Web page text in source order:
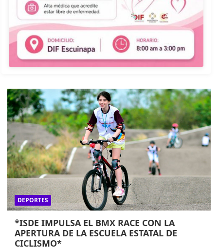
DEPORTES
*ISDE IMPULSA EL BMX RACE CON LA
APERTURA DE LA ESCUELA ESTATAL DE
CICLISMO*